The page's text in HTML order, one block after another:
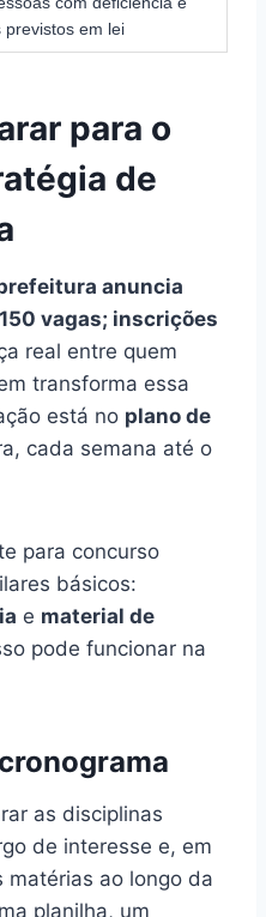
previstos em lei
para o
de
anuncia
vagas; inscrições
real entre quem
transforma essa
está no plano de
cada semana até o
para concurso
básicos:
e material de
pode funcionar na
as disciplinas
de interesse e, em
ao longo da
planilha, um